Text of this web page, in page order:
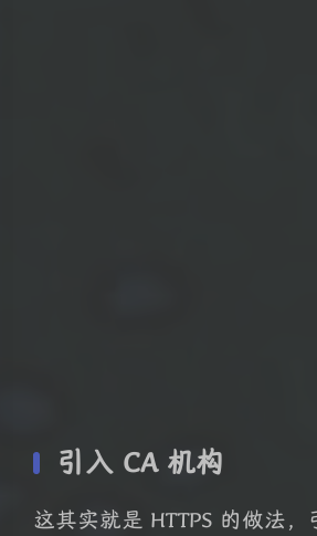
引入 CA 机构
这其实就是 HTTPS 的做法，